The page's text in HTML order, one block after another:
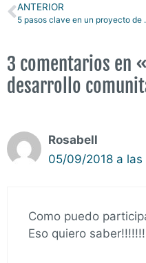
ANTERIOR
5 pasos
3 comentarios en
desarrollo
Rosabell
05/09/2018 a las
Como puedo
Eso quiero saber!!!!!!!